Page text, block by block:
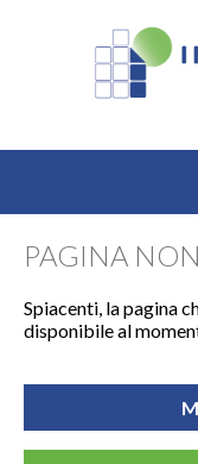
HOME
VENDITA
VENDITA
PAGINA
Spiacenti, la pagina
disponibile al